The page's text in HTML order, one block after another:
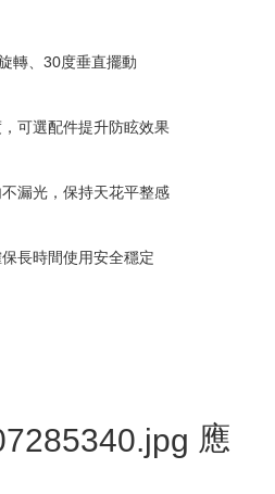
轉、30度垂直擺動
可選配件提升防眩效果
漏光，保持天花平整感
長時間使用安全穩定
應